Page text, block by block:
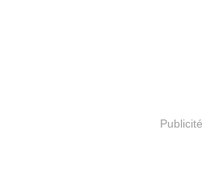
Publicité